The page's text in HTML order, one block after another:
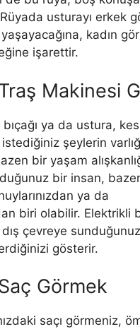
usturayı erkek
kadın
işarettir.
Makinesi
bıçağı ya da ustura,
şeylerin
bir yaşam
bir insan,
ya da
biri olabilir. Elektrikli
çevreye sunduğunuz
gösterir.
Görmek
saçı görmeniz,